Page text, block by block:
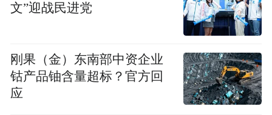
文”迎战民进党
刚果（金）东南部中资企业
钴产品铀含量超标？官方回
应